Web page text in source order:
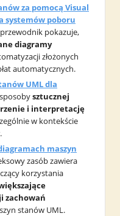
za pomocą Visual
systemów poboru
przewodnik pokazuje,
diagramy
złożonych
automatycznych.
UML dla
sztucznej
i interpretację
w kontekście
maszyn
zasób zawiera
korzystania
zachowań
stanów UML.